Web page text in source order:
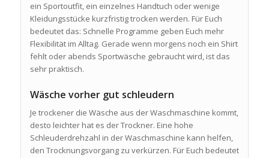
ein Sportoutfit, ein einzelnes Handtuch oder wenige
Kleidungsstücke kurzfristig trocken werden. Für Euch
bedeutet das: Schnelle Programme geben Euch mehr
Flexibilität im Alltag. Gerade wenn morgens noch ein Shirt
fehlt oder abends Sportwäsche gebraucht wird, ist das
sehr praktisch.
Wäsche vorher gut schleudern
Je trockener die Wäsche aus der Waschmaschine kommt,
desto leichter hat es der Trockner. Eine hohe
Schleuderdrehzahl in der Waschmaschine kann helfen,
den Trocknungsvorgang zu verkürzen. Für Euch bedeutet